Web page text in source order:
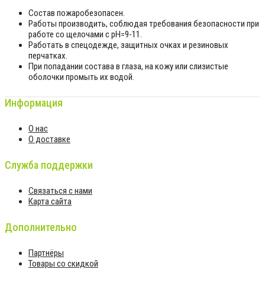
Состав пожаробезопасен.
Работы производить, соблюдая требования безопасности при
работе со щелочами с рН=9-11.
Работать в спецодежде, защитных очках и резиновых
перчатках.
При попадании состава в глаза, на кожу или слизистые
оболочки промыть их водой.
Информация
О нас
О доставке
Служба поддержки
Связаться с нами
Карта сайта
Дополнительно
Партнёры
Товары со скидкой